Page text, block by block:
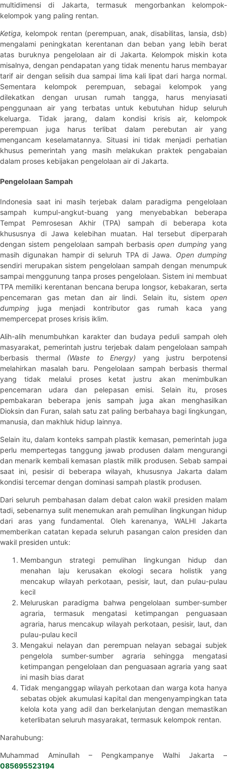
multidimensi di Jakarta, termasuk mengorbankan kelompok-
kelompok yang paling rentan.
Ketiga, kelompok rentan (perempuan, anak, disabilitas, lansia, dsb)
mengalami peningkatan kerentanan dan beban yang lebih berat
atas buruknya pengelolaan air di Jakarta. Kelompok miskin kota
misalnya, dengan pendapatan yang tidak menentu harus membayar
tarif air dengan selisih dua sampai lima kali lipat dari harga normal.
Sementara kelompok perempuan, sebagai kelompok yang
dilekatkan dengan urusan rumah tangga, harus menyiasati
penggunaan air yang terbatas untuk kebutuhan hidup seluruh
keluarga. Tidak jarang, dalam kondisi krisis air, kelompok
perempuan juga harus terlibat dalam perebutan air yang
mengancam keselamatannya. Situasi ini tidak menjadi perhatian
khusus pemerintah yang masih melakukan praktek pengabaian
dalam proses kebijakan pengelolaan air di Jakarta.
Pengelolaan Sampah
Indonesia saat ini masih terjebak dalam paradigma pengelolaan
sampah kumpul-angkut-buang yang menyebabkan beberapa
Tempat Pemrosesan Akhir (TPA) sampah di beberapa kota
khususnya di Jawa kelebihan muatan. Hal tersebut diperparah
dengan sistem pengelolaan sampah berbasisopen dumping yang
masih digunakan hampir di seluruh TPA di Jawa. Open dumping
sendiri merupakan sistem pengelolaan sampah dengan menumpuk
sampai menggunung tanpa proses pengelolaan. Sistem ini membuat
TPA memiliki kerentanan bencana berupa longsor, kebakaran, serta
pencemaran gas metan dan air lindi. Selain itu, sistem open
dumping juga menjadi kontributor gas rumah kaca yang
mempercepat proses krisis iklim.
Alih-alih menumbuhkan karakter dan budaya peduli sampah oleh
masyarakat, pemerintah justru terjebak dalam pengelolaan sampah
berbasis thermal (Waste to Energy) yang justru berpotensi
melahirkan masalah baru. Pengelolaan sampah berbasis thermal
yang tidak melalui proses ketat justru akan menimbulkan
pencemaran udara dan pelepasan emisi. Selain itu, proses
pembakaran beberapa jenis sampah juga akan menghasilkan
Dioksin dan Furan, salah satu zat paling berbahaya bagi lingkungan,
manusia, dan makhluk hidup lainnya.
Selain itu, dalam konteks sampah plastik kemasan, pemerintah juga
perlu mempertegas tanggung jawab produsen dalam mengurangi
dan menarik kembali kemasan plastik milik produsen. Sebab sampai
saat ini, pesisir di beberapa wilayah, khususnya Jakarta dalam
kondisi tercemar dengan dominasi sampah plastik produsen.
Dari seluruh pembahasan dalam debat calon wakil presiden malam
tadi, sebenarnya sulit menemukan arah pemulihan lingkungan hidup
dari aras yang fundamental. Oleh karenanya, WALHI Jakarta
memberikan catatan kepada seluruh pasangan calon presiden dan
wakil presiden untuk:
Membangun strategi pemulihan lingkungan hidup dan
menahan laju kerusakan ekologi secara holistik yang
mencakup wilayah perkotaan, pesisir, laut, dan pulau-pulau
kecil
Meluruskan paradigma bahwa pengelolaan sumber-sumber
agraria, termasuk mengatasi ketimpangan penguasaan
agraria, harus mencakup wilayah perkotaan, pesisir, laut, dan
pulau-pulau kecil
Mengakui nelayan dan perempuan nelayan sebagai subjek
pengelola sumber-sumber agraria sehingga mengatasi
ketimpangan pengelolaan dan penguasaan agraria yang saat
ini masih bias darat
Tidak menganggap wilayah perkotaan dan warga kota hanya
sebatas objek akumulasi kapital dan mengenyampingkan tata
kelola kota yang adil dan berkelanjutan dengan memastikan
keterlibatan seluruh masyarakat, termasuk kelompok rentan.
Narahubung:
Muhammad Aminullah – Pengkampanye Walhi Jakarta –
085695523194